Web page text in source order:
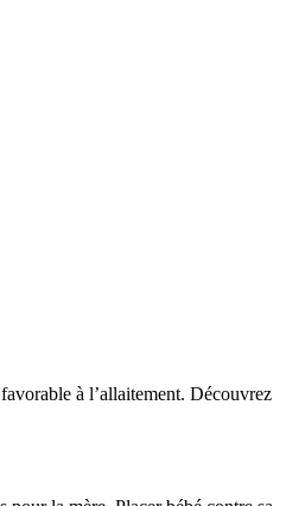
à l’allaitement. Découvrez